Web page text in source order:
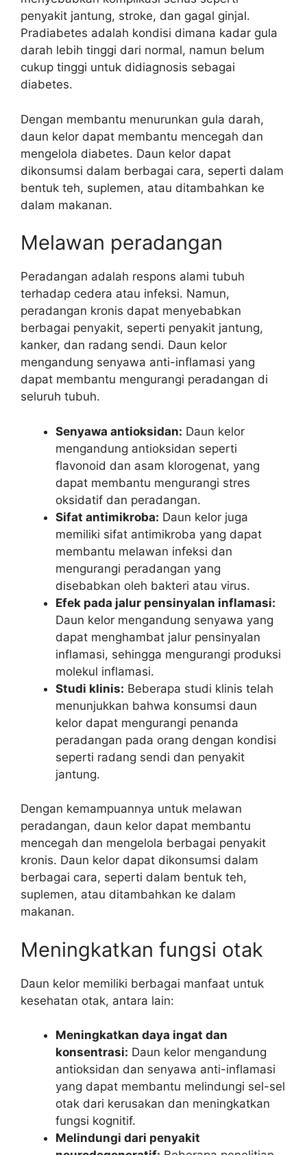
penyakit jantung, stroke, dan gagal ginjal.
Pradiabetes adalah kondisi dimana kadar gula
darah lebih tinggi dari normal, namun belum
cukup tinggi untuk didiagnosis sebagai
diabetes.
Dengan membantu menurunkan gula darah,
daun kelor dapat membantu mencegah dan
mengelola diabetes. Daun kelor dapat
dikonsumsi dalam berbagai cara, seperti dalam
bentuk teh, suplemen, atau ditambahkan ke
dalam makanan.
Melawan peradangan
Peradangan adalah respons alami tubuh
terhadap cedera atau infeksi. Namun,
peradangan kronis dapat menyebabkan
berbagai penyakit, seperti penyakit jantung,
kanker, dan radang sendi. Daun kelor
mengandung senyawa anti-inflamasi yang
dapat membantu mengurangi peradangan di
seluruh tubuh.
Senyawa antioksidan: Daun kelor
mengandung antioksidan seperti
flavonoid dan asam klorogenat, yang
dapat membantu mengurangi stres
oksidatif dan peradangan.
Sifat antimikroba: Daun kelor juga
memiliki sifat antimikroba yang dapat
membantu melawan infeksi dan
mengurangi peradangan yang
disebabkan oleh bakteri atau virus.
Efek pada jalur pensinyalan inflamasi:
Daun kelor mengandung senyawa yang
dapat menghambat jalur pensinyalan
inflamasi, sehingga mengurangi produksi
molekul inflamasi.
Studi klinis: Beberapa studi klinis telah
menunjukkan bahwa konsumsi daun
kelor dapat mengurangi penanda
peradangan pada orang dengan kondisi
seperti radang sendi dan penyakit
jantung.
Dengan kemampuannya untuk melawan
peradangan, daun kelor dapat membantu
mencegah dan mengelola berbagai penyakit
kronis. Daun kelor dapat dikonsumsi dalam
berbagai cara, seperti dalam bentuk teh,
suplemen, atau ditambahkan ke dalam
makanan.
Meningkatkan fungsi otak
Daun kelor memiliki berbagai manfaat untuk
kesehatan otak, antara lain:
Meningkatkan daya ingat dan
konsentrasi: Daun kelor mengandung
antioksidan dan senyawa anti-inflamasi
yang dapat membantu melindungi sel-sel
otak dari kerusakan dan meningkatkan
fungsi kognitif.
Melindungi dari penyakit